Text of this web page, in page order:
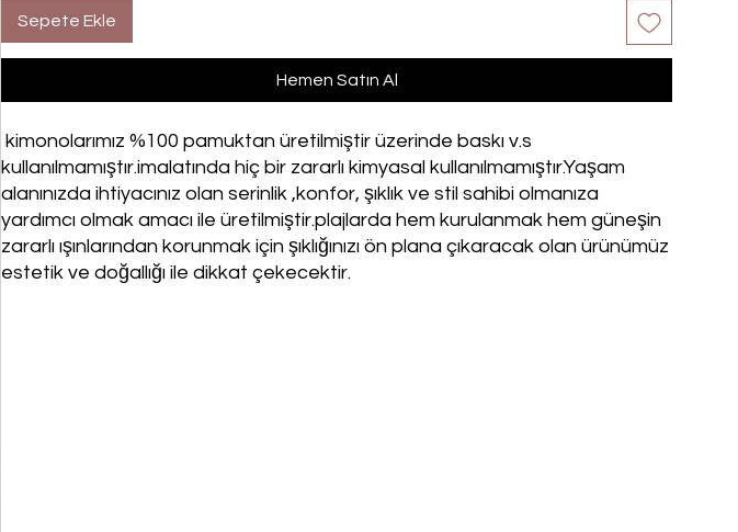
Sepete Ekle
Hemen Satın Al
kimonolarımız %100 pamuktan üretilmiştir üzerinde baskı v.s
kullanılmamıştır.imalatında hiç bir zararlı kimyasal kullanılmamıştır.Yaşam
alanınızda ihtiyacınız olan serinlik ,konfor, şıklık ve stil sahibi olmanıza
yardımcı olmak amacı ile üretilmiştir.plajlarda hem kurulanmak hem güneşin
zararlı ışınlarından korunmak için şıklığınızı ön plana çıkaracak olan ürünümüz
estetik ve doğallığı ile dikkat çekecektir.